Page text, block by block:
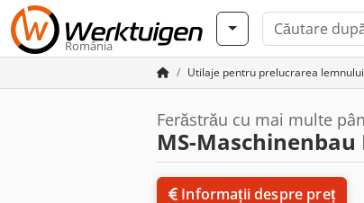
România
Utilaje pentru prelucrarea lemnului
Ferăstrău cu mai multe
MS-Maschinenbau
Informații despre preț